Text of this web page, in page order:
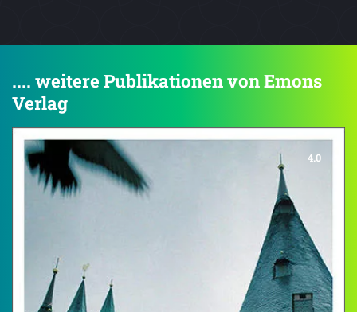
.... weitere Publikationen von Emons
Verlag
4.0